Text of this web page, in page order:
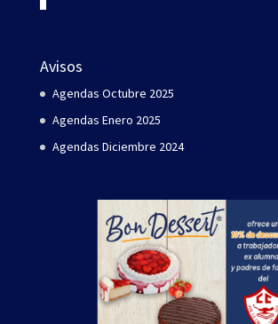
Avisos
Agendas Octubre 2025
Agendas Enero 2025
Agendas Diciembre 2024